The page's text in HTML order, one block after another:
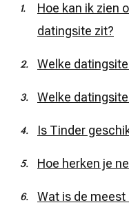
Hoe kan ik zien
datingsite zit?
Welke
Welke
Is Tinder
Hoe herken je
Wat is de